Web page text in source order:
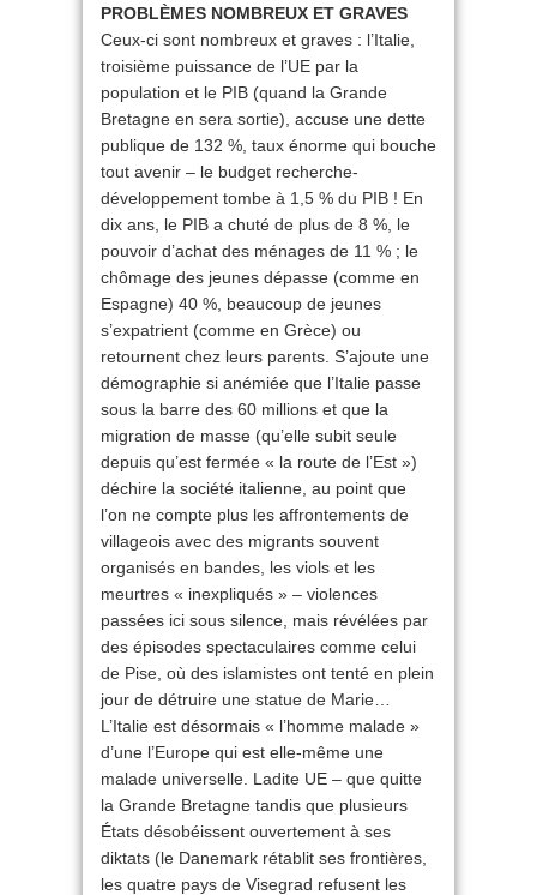
PROBLÈMES NOMBREUX ET GRAVES
Ceux-ci sont nombreux et graves : l’Italie,
troisième puissance de l’UE par la
population et le PIB (quand la Grande
Bretagne en sera sortie), accuse une dette
publique de 132 %, taux énorme qui bouche
tout avenir – le budget recherche-
développement tombe à 1,5 % du PIB ! En
dix ans, le PIB a chuté de plus de 8 %, le
pouvoir d’achat des ménages de 11 % ; le
chômage des jeunes dépasse (comme en
Espagne) 40 %, beaucoup de jeunes
s’expatrient (comme en Grèce) ou
retournent chez leurs parents. S’ajoute une
démographie si anémiée que l’Italie passe
sous la barre des 60 millions et que la
migration de masse (qu’elle subit seule
depuis qu’est fermée « la route de l’Est »)
déchire la société italienne, au point que
l’on ne compte plus les affrontements de
villageois avec des migrants souvent
organisés en bandes, les viols et les
meurtres « inexpliqués » – violences
passées ici sous silence, mais révélées par
des épisodes spectaculaires comme celui
de Pise, où des islamistes ont tenté en plein
jour de détruire une statue de Marie…
L’Italie est désormais « l’homme malade »
d’une l’Europe qui est elle-même une
malade universelle. Ladite UE – que quitte
la Grande Bretagne tandis que plusieurs
États désobéissent ouvertement à ses
diktats (le Danemark rétablit ses frontières,
les quatre pays de Visegrad refusent les